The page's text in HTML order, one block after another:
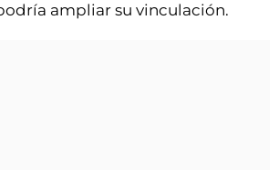
ampliar su vinculación.